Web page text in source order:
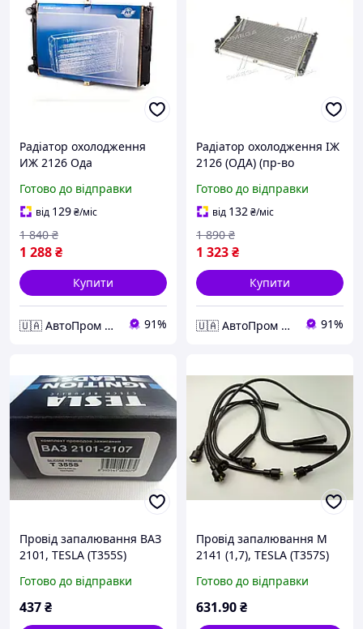
Радіатор охолодження
ИЖ 2126 Ода
Готово до відправки
від 129₴/міс
1 288₴
1 840 ₴
Купити
🇺🇦 АвтоПром 🇺🇦 91%
Радіатор охолодження ІЖ
2126 (ОДА) (пр-во
Готово до відправки
від 132₴/міс
1 323₴
1 890 ₴
Купити
🇺🇦 АвтоПром 🇺🇦 91%
Провід запалювання ВАЗ
2101, TESLA (T355S)
Готово до відправки
437₴
Провід запалювання М
2141 (1,7), TESLA (T357S)
Готово до відправки
631.90₴